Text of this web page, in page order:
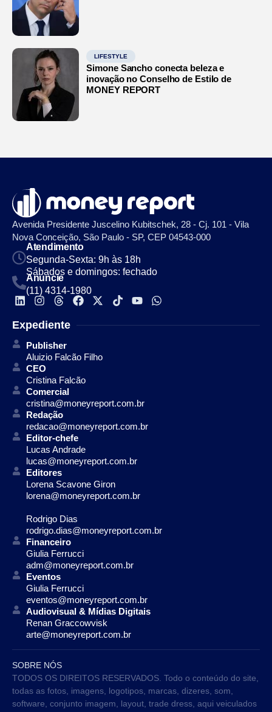
LIFESTYLE
Simone Sancho conecta beleza e
inovação no Conselho de Estilo de
MONEY REPORT
Avenida Presidente Juscelino Kubitschek, 28 - Cj. 101 - Vila
Nova Conceição, São Paulo - SP, CEP 04543-000
Atendimento
Segunda-Sexta: 9h às 18h
Sábados e domingos: fechado
Anuncie
(11) 4314-1980
Expediente
Publisher
Aluizio Falcão Filho
CEO
Cristina Falcão
Comercial
cristina@moneyreport.com.br
Redação
redacao@moneyreport.com.br
Editor-chefe
Lucas Andrade
lucas@moneyreport.com.br
Editores
Lorena Scavone Giron
lorena@moneyreport.com.br
Rodrigo Dias
rodrigo.dias@moneyreport.com.br
Financeiro
Giulia Ferrucci
adm@moneyreport.com.br
Eventos
Giulia Ferrucci
eventos@moneyreport.com.br
Audiovisual & Mídias Digitais
Renan Graccowvisk
arte@moneyreport.com.br
SOBRE NÓS
TODOS OS DIREITOS RESERVADOS. Todo o conteúdo do site,
todas as fotos, imagens, logotipos, marcas, dizeres, som,
software, conjunto imagem, layout, trade dress, aqui veiculados